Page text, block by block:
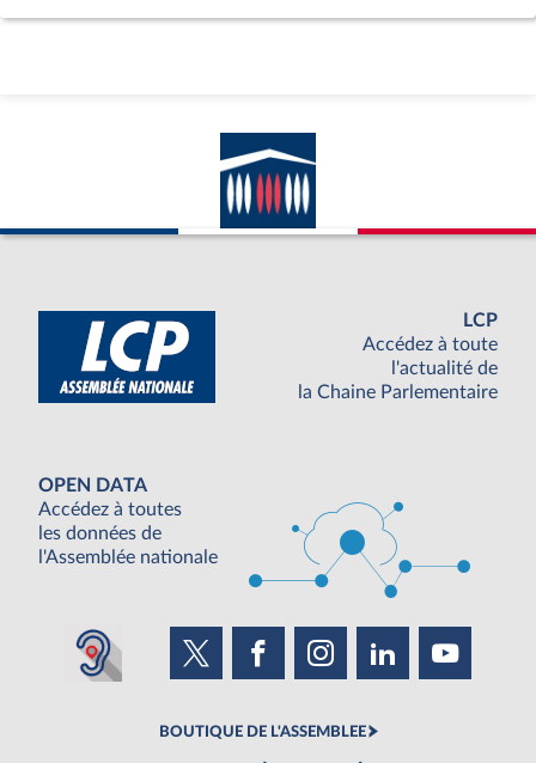
LCP
Accédez à toute
l'actualité de
la Chaine Parlementaire
OPEN DATA
Accédez à toutes
les données de
l'Assemblée nationale
BOUTIQUE DE L'ASSEMBLEE